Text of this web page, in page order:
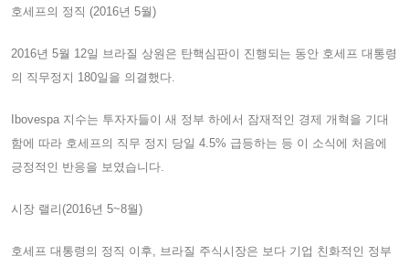
호세프의 정직 (2016년 5월)
2016년 5월 12일 브라질 상원은 탄핵심판이 진행되는 동안 호세프 대통령
의 직무정지 180일을 의결했다.
Ibovespa 지수는 투자자들이 새 정부 하에서 잠재적인 경제 개혁을 기대
함에 따라 호세프의 직무 정지 당일 4.5% 급등하는 등 이 소식에 처음에
긍정적인 반응을 보였습니다.
시장 랠리(2016년 5~8월)
호세프 대통령의 정직 이후, 브라질 주식시장은 보다 기업 친화적인 정부